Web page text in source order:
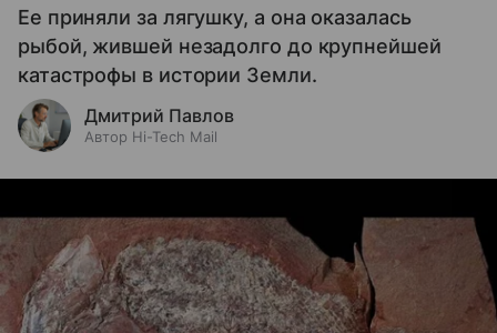
Ее приняли за лягушку, а она оказалась
рыбой, жившей незадолго до крупнейшей
катастрофы в истории Земли.
Дмитрий Павлов
Автор Hi-Tech Mail